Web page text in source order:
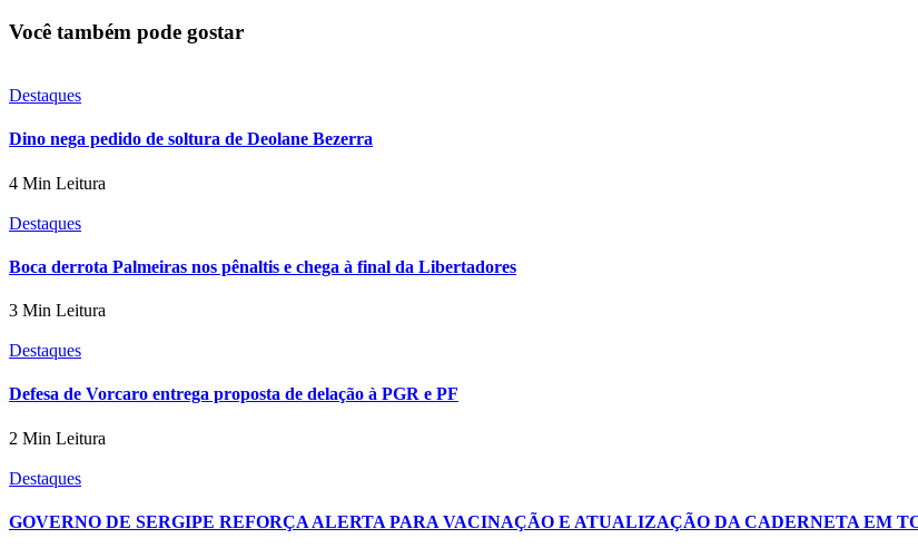
Você também pode gostar
Destaques
Dino nega pedido de soltura de Deolane Bezerra
4 Min Leitura
Destaques
Boca derrota Palmeiras nos pênaltis e chega à final da Libertadores
3 Min Leitura
Destaques
Defesa de Vorcaro entrega proposta de delação à PGR e PF
2 Min Leitura
Destaques
GOVERNO DE SERGIPE REFORÇA ALERTA PARA VACINAÇÃO E ATUALIZAÇÃO DA CADERNETA EM